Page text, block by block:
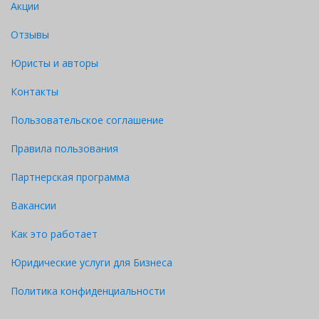
Акции
Отзывы
Юристы и авторы
Контакты
Пользовательское соглашение
Правила пользования
Партнерская программа
Вакансии
Как это работает
Юридические услуги для Бизнеса
Политика конфиденциальности